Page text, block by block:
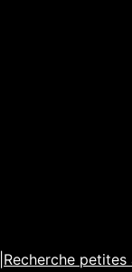
Recherche petites